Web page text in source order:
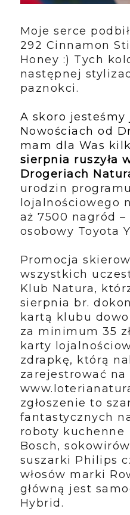
Moje serce
292 Cinnamon
Honey :) Tych
następnej
paznokci.
A skoro jesteśmy
Nowościach od
mam dla Was
sierpnia ruszyła
Drogeriach
urodzin programu
lojalnościowego
aż 7500 nagród
osobowy Toyota
Promocja
wszystkich
Klub Natura,
sierpnia br.
kartą klubu
za minimum 35
karty
zdrapkę, którą
zarejestrować na
zgłoszenie to
fantastycznych
roboty kuchenne
Bosch,
suszarki Philips
włosów marki
główną jest
Hybrid.